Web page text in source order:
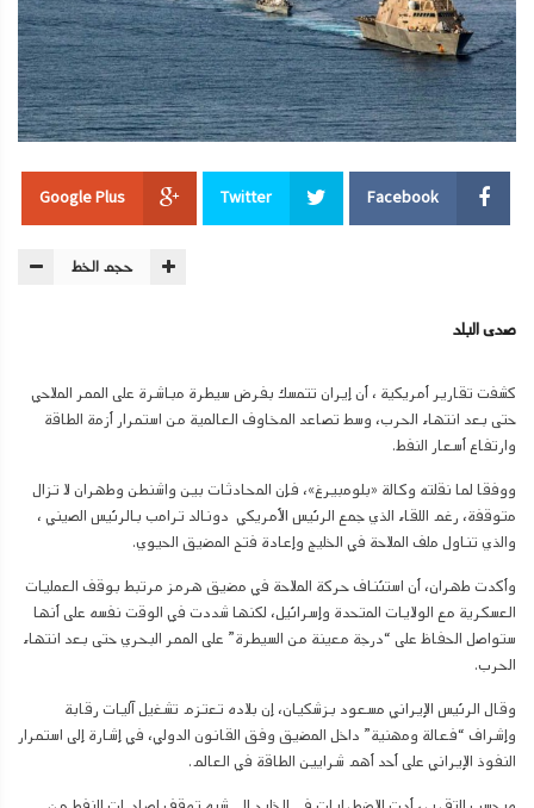
Facebook
Twitter
Google Plus
حجم الخط
صدى البلد
كشفت تقارير أمريكية ، أن إيران تتمسك بفرض سيطرة مباشرة على الممر الملاحي
حتى بعد انتهاء الحرب، وسط تصاعد المخاوف العالمية من استمرار أزمة الطاقة
وارتفاع أسعار النفط.
ووفقا لما نقلته وكالة «بلومبيرغ»، فإن المحادثات بين واشنطن وطهران لا تزال
متوقفة، رغم اللقاء الذي جمع الرئيس الأمريكي دونالد ترامب بالرئيس الصيني ،
والذي تناول ملف الملاحة في الخليج وإعادة فتح المضيق الحيوي.
وأكدت طهران، أن استئناف حركة الملاحة في مضيق هرمز مرتبط بوقف العمليات
العسكرية مع الولايات المتحدة وإسرائيل، لكنها شددت في الوقت نفسه على أنها
ستواصل الحفاظ على “درجة معينة من السيطرة” على الممر البحري حتى بعد انتهاء
الحرب.
وقال الرئيس الإيراني مسعود بزشكيان، إن بلاده تعتزم تشغيل آليات رقابة
وإشراف “فعالة ومهنية” داخل المضيق وفق القانون الدولي، في إشارة إلى استمرار
النفوذ الإيراني على أحد أهم شرايين الطاقة في العالم.